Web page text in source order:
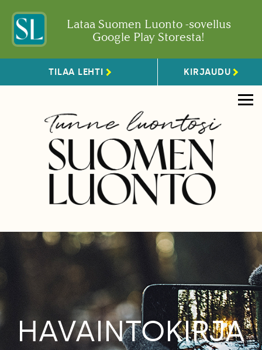
Lataa Suomen Luonto -sovellus
Google Play Storesta!
TILAA LEHTI KIRJAUDU
HAVAINTOKIRJA